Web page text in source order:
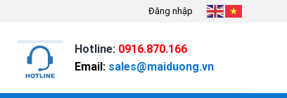
Đăng nhập
Hotline: 0916.870.166
Email: sales@maiduong.vn